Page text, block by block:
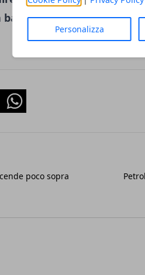
Personalizza
a quello si apriranno
Whatsapp
poco sopra